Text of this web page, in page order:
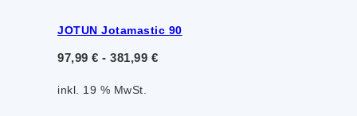
JOTUN Jotamastic 90
97,99 € - 381,99 €
inkl. 19 % MwSt.